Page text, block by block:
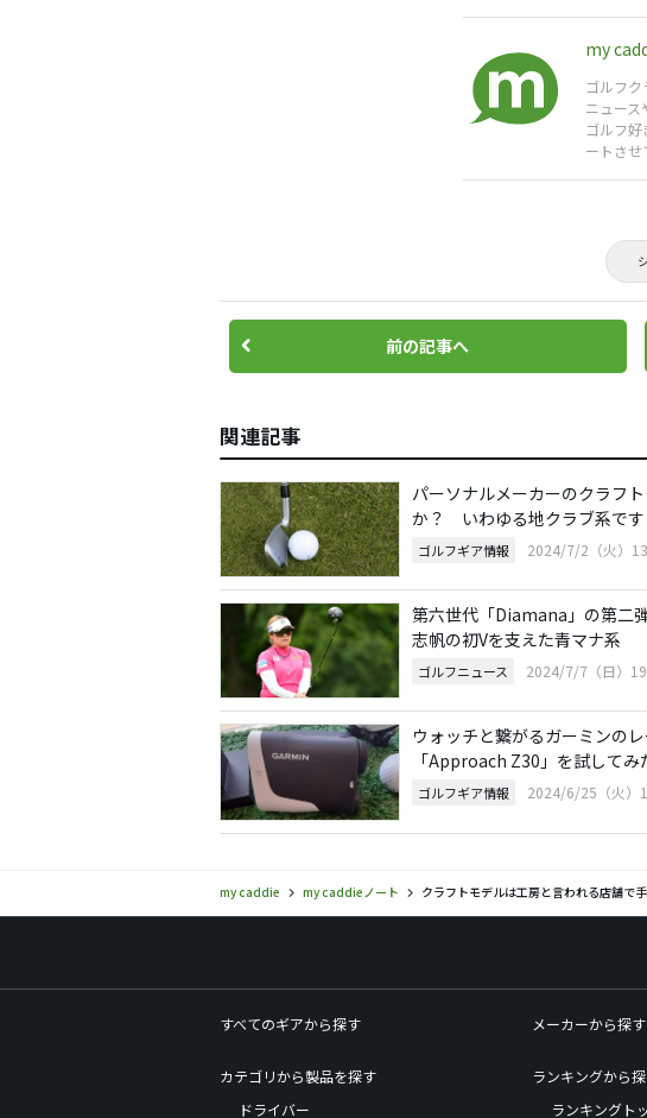
my
ゴルフ
ニュース
ゴルフ
ートさせ
前の記事へ
関連記事
パーソナルメーカーのクラフ
か？ いわゆる地クラブ系です
ゴルフギア情報 2024/7/2（火）
第六世代「Diamana」の第二
志帆の初Vを支えた青マナ系
ゴルフニュース 2024/7/7（日）
ウォッチと繋がるガーミンの
「Approach Z30」を試してみ
ゴルフギア情報 2024/6/25（火）
my caddie my caddieノート クラフトモデルは工房と言われる店舗
すべてのギアから探す
カテゴリから製品を探す
ドライバー
メーカーから探す
ランキングから
ランキングト